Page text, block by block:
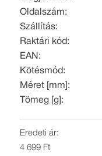
Oldalszám:
Szállítás:
Raktári kód:
EAN:
Kötésmód:
Méret [mm]:
Tömeg [g]:
Eredeti ár:
4 699 Ft